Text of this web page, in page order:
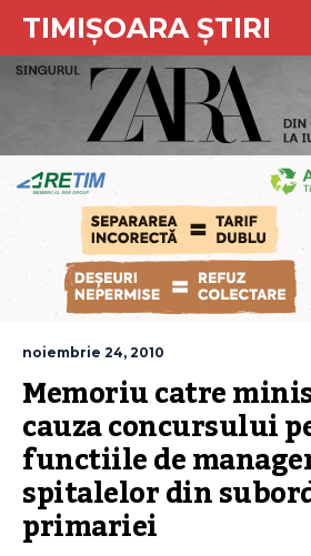
TIMIȘOARA ȘTIRI
noiembrie 24, 2010
Memoriu catre
cauza concursului
functiile de
spitalelor din
primariei